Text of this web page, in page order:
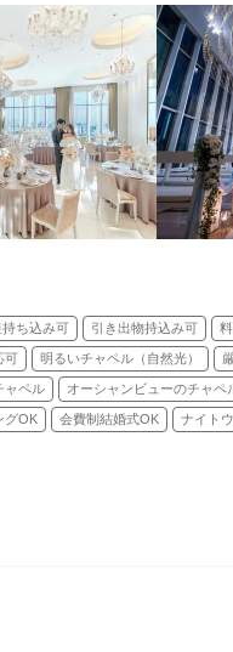
持ち込み可 引き出物持込み可
可 明るいチャペル（自然光）
ャペル オーシャンビューのチャペ
グOK 会費制結婚式OK ナイト